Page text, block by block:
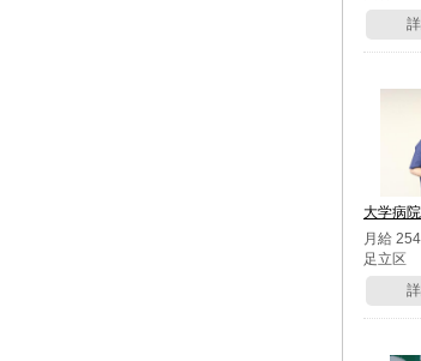
大学病
月給
足立区